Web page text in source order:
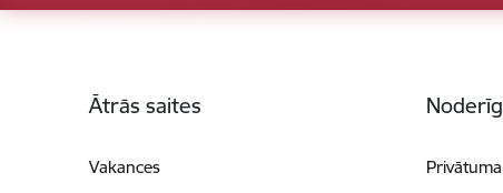
Ātrās saites
Vakances